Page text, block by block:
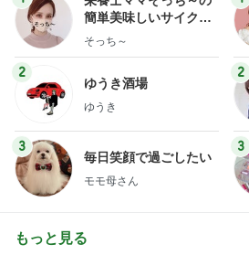
簡単美味しいサイクル
献立
そっち～
2
ゆうき酒場
ゆうき
3
毎日笑顔で過ごしたい
モモ母さん
2
3
もっと見る